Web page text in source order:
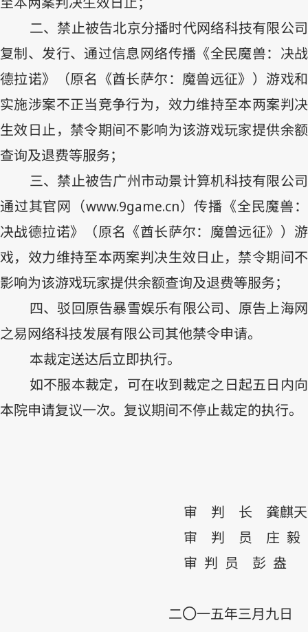
二、禁止被告北京分播时代网络科技有限公司
复制、发行、通过信息网络传播《全民魔兽：决战
德拉诺》（原名《酋长萨尔：魔兽远征》）游戏和
实施涉案不正当竞争行为，效力维持至本两案判决
生效日止，禁令期间不影响为该游戏玩家提供余额
查询及退费等服务；
三、禁止被告广州市动景计算机科技有限公司
通过其官网（www.9game.cn）传播《全民魔兽：
决战德拉诺》（原名《酋长萨尔：魔兽远征》）游
戏，效力维持至本两案判决生效日止，禁令期间不
影响为该游戏玩家提供余额查询及退费等服务；
四、驳回原告暴雪娱乐有限公司、原告上海网
之易网络科技发展有限公司其他禁令申请。
本裁定送达后立即执行。
如不服本裁定，可在收到裁定之日起五日内向
本院申请复议一次。复议期间不停止裁定的执行。
审 判 长
龚麒天
审 判 员
庄 毅
审 判 员 彭 盎
二〇一五年三月九日